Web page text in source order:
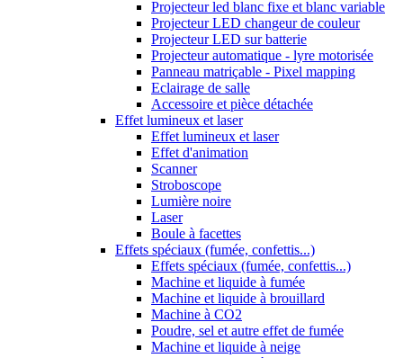
Projecteur led blanc fixe et blanc variable
Projecteur LED changeur de couleur
Projecteur LED sur batterie
Projecteur automatique - lyre motorisée
Panneau matriçable - Pixel mapping
Eclairage de salle
Accessoire et pièce détachée
Effet lumineux et laser
Effet lumineux et laser
Effet d'animation
Scanner
Stroboscope
Lumière noire
Laser
Boule à facettes
Effets spéciaux (fumée, confettis...)
Effets spéciaux (fumée, confettis...)
Machine et liquide à fumée
Machine et liquide à brouillard
Machine à CO2
Poudre, sel et autre effet de fumée
Machine et liquide à neige